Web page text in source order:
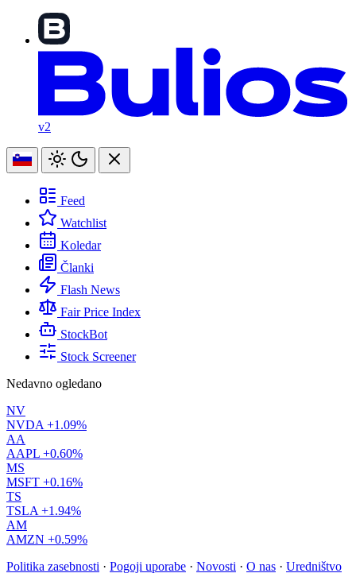
v2
Feed
Watchlist
Koledar
Članki
Flash News
Fair Price Index
StockBot
Stock Screener
Nedavno ogledano
NV
NVDA +1.09%
AA
AAPL +0.60%
MS
MSFT +0.16%
TS
TSLA +1.94%
AM
AMZN +0.59%
Politika zasebnosti · Pogoji uporabe · Novosti · O nas · Uredništvo